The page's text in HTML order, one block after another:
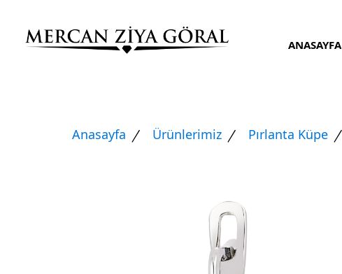
ANASAYFA
Anasayfa Ürünlerimiz Pırlanta Küpe